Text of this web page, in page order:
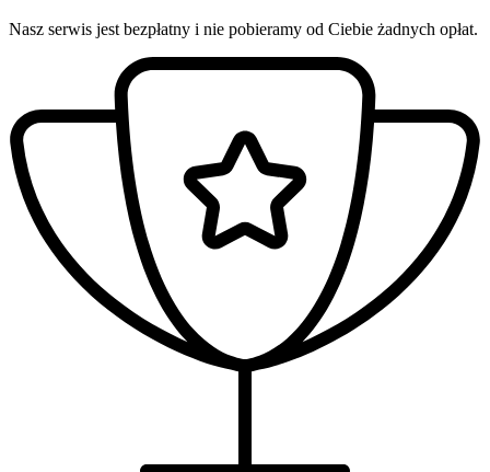
Nasz serwis jest bezpłatny i nie pobieramy od Ciebie żadnych opłat.